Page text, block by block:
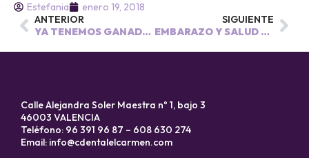
Estefania
enero 19, 2018
ANTERIOR
YA TENEMOS GANAD@R DEL SORTEO!!
SIGUIENTE
EMBARAZO Y SALUD BUCODENTAL
Calle Alejandra Soler Maestra nº 1, bajo 3
46003 VALENCIA
Teléfono: 96 391 96 87 – 608 630 274
Email: info@cdentalelcarmen.com